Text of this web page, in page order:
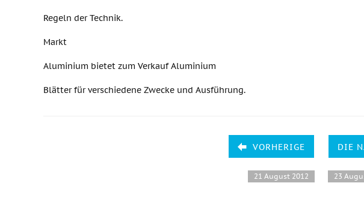
Regeln der Technik.
Markt
Aluminium bietet zum Verkauf Aluminium
Blätter für verschiedene Zwecke und Ausführung.
VORHERIGE
21 August 2012
DIE
23